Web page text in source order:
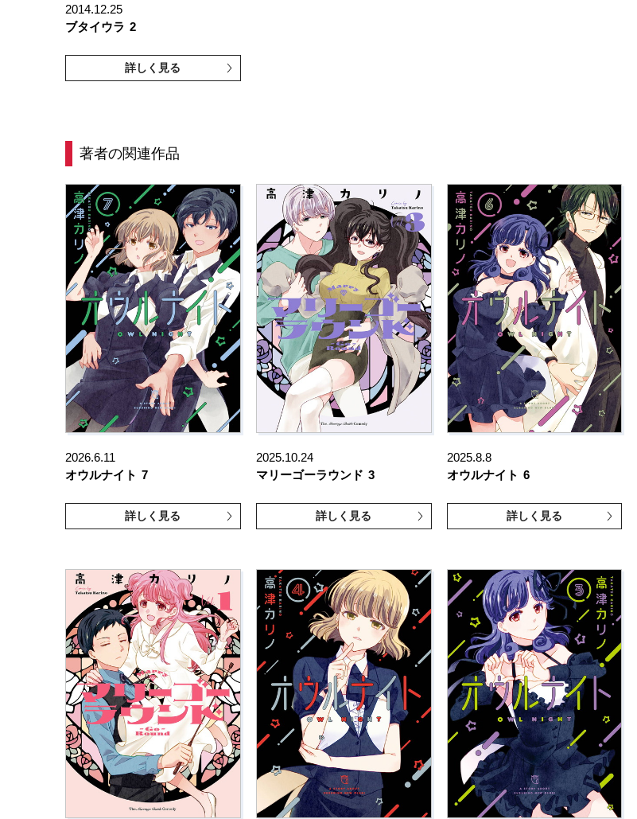
2014.12.25
ブタイウラ 2
詳しく見る
著者の関連作品
2026.6.11
オウルナイト 7
詳しく見る
2025.10.24
マリーゴーラウンド 3
詳しく見る
2025.8.8
オウルナイト 6
詳しく見る